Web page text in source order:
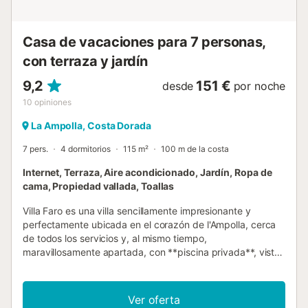
Casa de vacaciones para 7 personas,
con terraza y jardín
9,2
10 opiniones
desde 151 € por noche
La Ampolla, Costa Dorada
7 pers. 4 dormitorios 115 m² 100 m de la costa
Internet, Terraza, Aire acondicionado, Jardín, Ropa de
cama, Propiedad vallada, Toallas
Villa Faro es una villa sencillamente impresionante y
perfectamente ubicada en el corazón de l'Ampolla, cerca
de todos los servicios y, al mismo tiempo,
maravillosamente apartada, con **piscina privada**, vistas
palmeras gigantes. La villa tiene su propia casa de
barbacoa, comedores exteriores, conservatorio con
Ver oferta